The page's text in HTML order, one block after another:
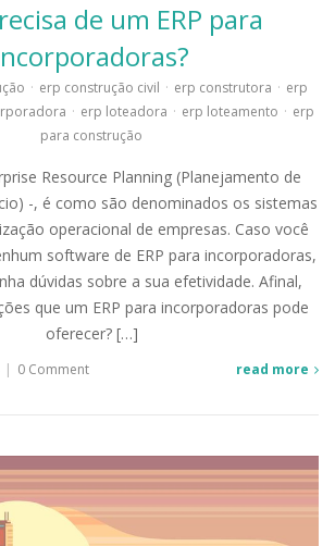
de um ERP para
· erp construção civil · erp construtora · erp
· erp loteadora · erp loteamento · erp
para construção
Resource Planning (Planejamento de
-, é como são denominados os sistemas
operacional de empresas. Caso você
software de ERP para incorporadoras,
dúvidas sobre a sua efetividade. Afinal,
que um ERP para incorporadoras pode
oferecer? […]
| 0 Comment read more